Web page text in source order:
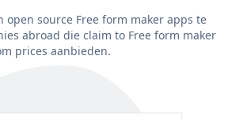
open source Free form maker apps te
abroad die claim to Free form maker
prices aanbieden.